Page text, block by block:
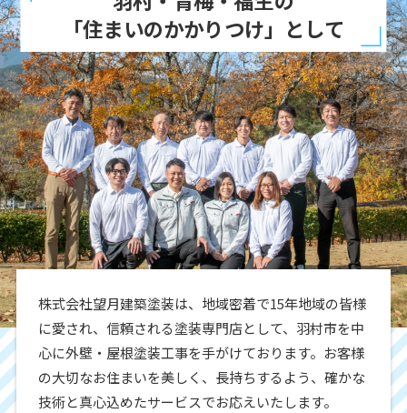
「住まいのかかりつけ」として
株式会社望月建築塗装は、地域密着で15年地域の皆様
に愛され、信頼される塗装専門店として、羽村市を中
心に外壁・屋根塗装工事を手がけております。お客様
の大切なお住まいを美しく、長持ちするよう、確かな
技術と真心込めたサービスでお応えいたします。